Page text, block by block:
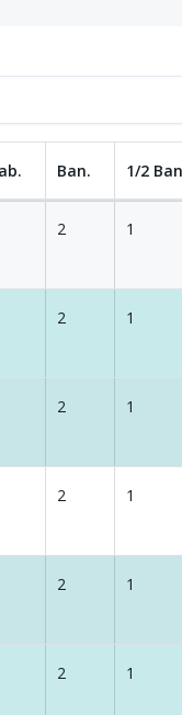
Ban. 1/2
2 1
2 1
2 1
2 1
2 1
2 1